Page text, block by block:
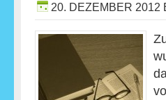
20. DEZEMBER 2012